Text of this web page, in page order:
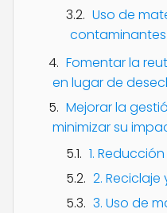
Uso de
contaminantes
Fomentar la
en lugar de
Mejorar la
minimizar su
1.
2. Reciclaje
3. Uso de